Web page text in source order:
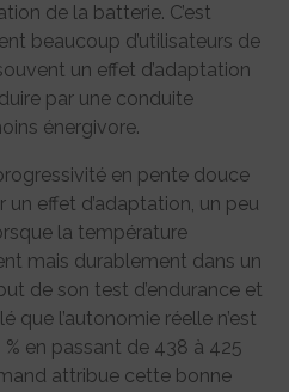
de la batterie. C’est
beaucoup d’utilisateurs de
un effet d’adaptation
par une conduite
énergivore.
en pente douce
effet d’adaptation, un peu
la température
mais durablement dans un
de son test d’endurance et
que l’autonomie réelle n’est
% en passant de 438 à 425
attribue cette bonne